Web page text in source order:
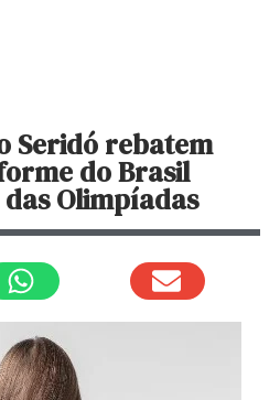
Seridó rebatem
do Brasil
Olimpíadas